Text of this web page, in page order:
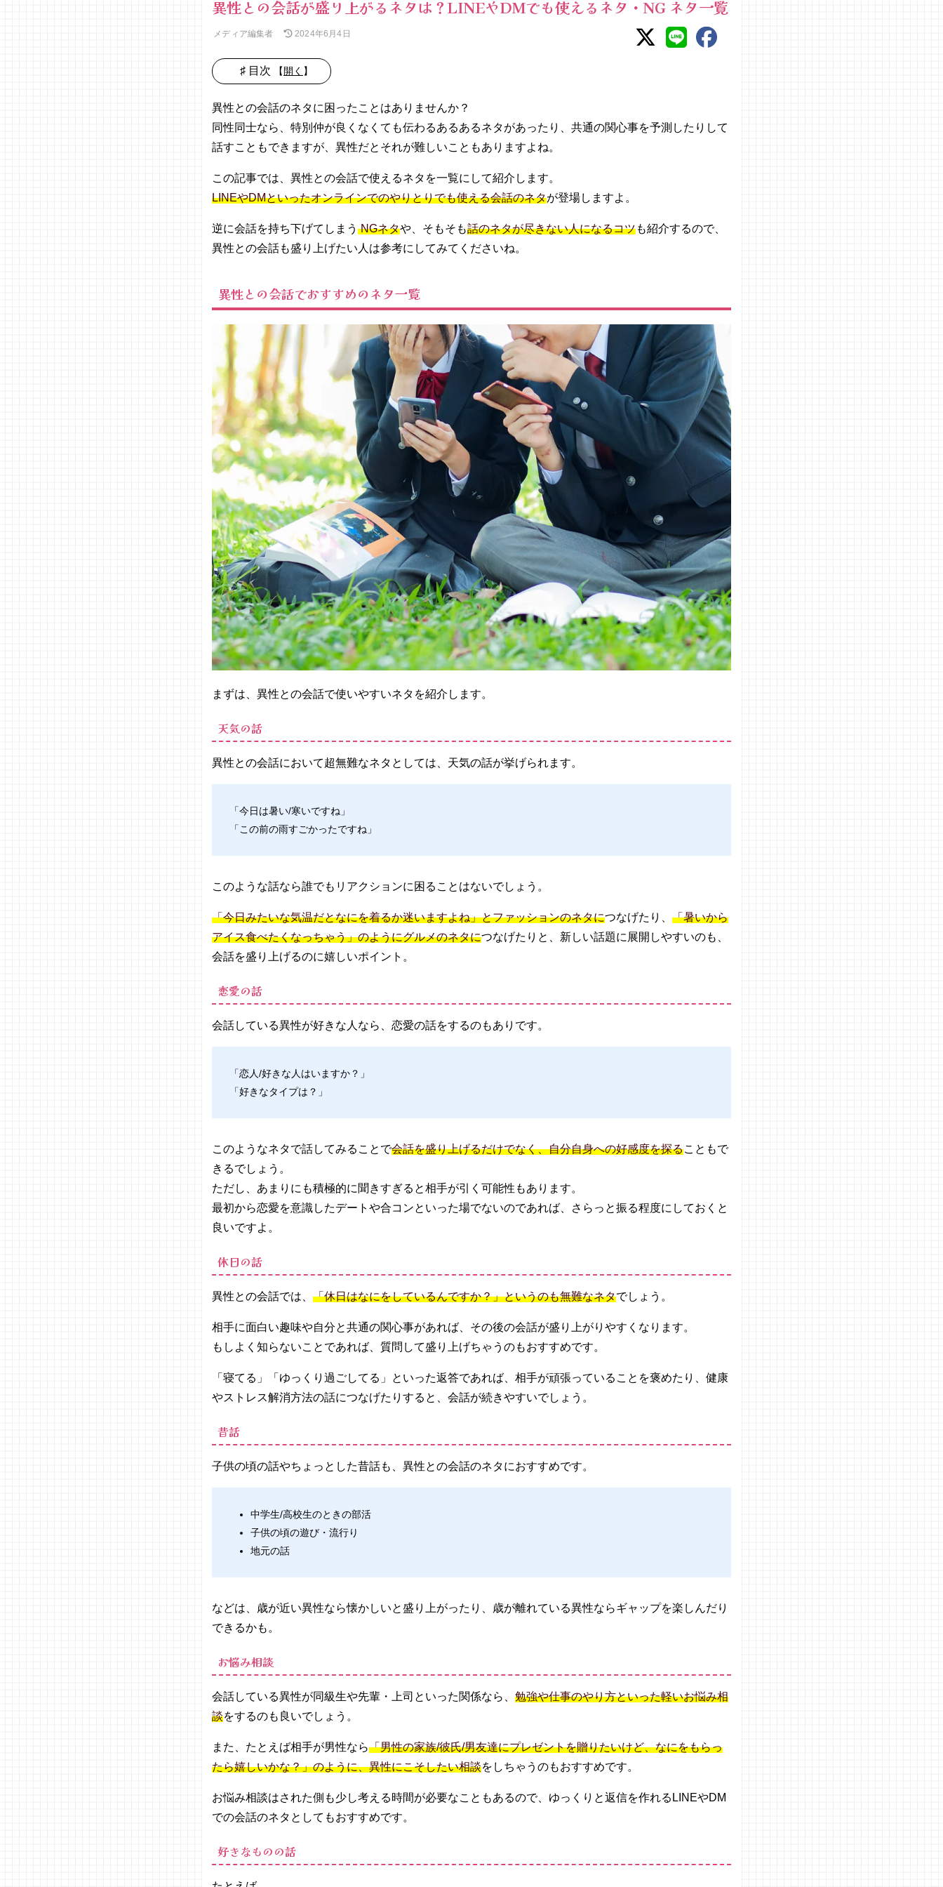
異性との会話が盛り上がるネタは？LINEやDMでも使えるネタ・NG ネタ一覧
メディア編集者 2024年6月4日
♯ 目次 【開く 】
の会話でお
すすめのネ
タ一覧
− 天気
の話
の話
− 休日
の話
− 昔話
み相談
− 好き
なもの
の話
− 映画
や動画
の話
− ニュ
ースの
話
− ファ
ッショ
− 占
い・心
理テス
ト
02. 異性と
の会話で
NGなネタ
− 下ネ
タ
− プラ
イベー
トすぎ
− ネガ
話
らない
− 政
治・お
金・宗
教の話
03. 会話が
続く！ネタ
人になるに
いろな
ことに
− 周辺
相手を
よく観
察する
しむ
− 前に
話題を
おく
− 事前
に相手
が好む
チ
04. 異性と
ネタ選びを
しよう！
異性との会話のネタに困ったことはありませんか？
同性同士なら、特別仲が良くなくても伝わるあるあるネタがあったり、共通の関心事を予測したりして
話すこともできますが、異性だとそれが難しいこともありますよね。
この記事では、異性との会話で使えるネタを一覧にして紹介します。
LINEやDMといったオンラインでのやりとりでも使える会話のネタが登場しますよ。
逆に会話を持ち下げてしまう NGネタや、そもそも話のネタが尽きない人になるコツも紹介するので、
異性との会話も盛り上げたい人は参考にしてみてくださいね。
異性との会話でおすすめのネタ一覧
まずは、異性との会話で使いやすいネタを紹介します。
天気の話
異性との会話において超無難なネタとしては、天気の話が挙げられます。
「今日は暑い/寒いですね」
「この前の雨すごかったですね」
このような話なら誰でもリアクションに困ることはないでしょう。
「今日みたいな気温だとなにを着るか迷いますよね」とファッションのネタにつなげたり、 「暑いから
アイス食べたくなっちゃう」のようにグルメのネタにつなげたりと、新しい話題に展開しやすいのも、
会話を盛り上げるのに嬉しいポイント。
恋愛の話
会話している異性が好きな人なら、恋愛の話をするのもありです。
「恋人/好きな人はいますか？」
「好きなタイプは？」
このようなネタで話してみることで会話を盛り上げるだけでなく、自分自身への好感度を探ることもで
きるでしょう。
ただし、あまりにも積極的に聞きすぎると相手が引く可能性もあります。
最初から恋愛を意識したデートや合コンといった場でないのであれば、さらっと振る程度にしておくと
良いですよ。
休日の話
異性との会話では、 「休日はなにをしているんですか？」というのも無難なネタでしょう。
相手に面白い趣味や自分と共通の関心事があれば、その後の会話が盛り上がりやすくなります。
もしよく知らないことであれば、質問して盛り上げちゃうのもおすすめです。
「寝てる」「ゆっくり過ごしてる」といった返答であれば、相手が頑張っていることを褒めたり、健康
やストレス解消方法の話につなげたりすると、会話が続きやすいでしょう。
昔話
子供の頃の話やちょっとした昔話も、異性との会話のネタにおすすめです。
中学生/高校生のときの部活
子供の頃の遊び・流行り
地元の話
などは、歳が近い異性なら懐かしいと盛り上がったり、歳が離れている異性ならギャップを楽しんだり
できるかも。
お悩み相談
会話している異性が同級生や先輩・上司といった関係なら、 勉強や仕事のやり方といった軽いお悩み相
談をするのも良いでしょう。
また、たとえば相手が男性なら「男性の家族/彼氏/男友達にプレゼントを贈りたいけど、なにをもらっ
たら嬉しいかな？」のように、異性にこそしたい相談をしちゃうのもおすすめです。
お悩み相談はされた側も少し考える時間が必要なこともあるので、ゆっくりと返信を作れるLINEやDM
での会話のネタとしてもおすすめです。
好きなものの話